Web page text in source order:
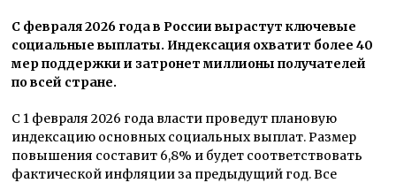
С февраля 2026 года в России вырастут ключевые
социальные выплаты. Индексация охватит более 40
мер поддержки и затронет миллионы получателей
по всей стране.
С 1 февраля 2026 года власти проведут плановую
индексацию основных социальных выплат. Размер
повышения составит 6,8% и будет соответствовать
фактической инфляции за предыдущий год. Все